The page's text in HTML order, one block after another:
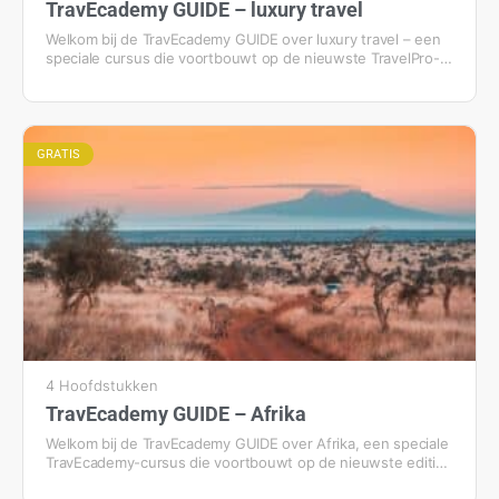
TravEcademy GUIDE – luxury travel
Welkom bij de TravEcademy GUIDE over luxury travel – een
speciale cursus die voortbouwt op de nieuwste TravelPro-
privéjets en exclusieve transfers tot high-end airlines en
vernieuwende serviceconcepten. Ook de veranderende
betekenis van luxe komt aan bod, waarbij naast comfort en
exclusiviteit juist beleving, maatwerk en reizen met impact
centraal staan. Steeds vaker draait het om ervaringen die
nog niet eerder zijn beleefd…
GRATIS
4 Hoofdstukken
TravEcademy GUIDE – Afrika
Welkom bij de TravEcademy GUIDE over Afrika, een speciale
TravEcademy-cursus die voortbouwt op de nieuwste edities